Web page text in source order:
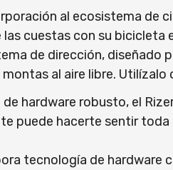
al ecosistema de
las cuestas con su
de dirección, diseñado
montas al aire libre.
de hardware robusto, el
puede hacerte sentir
tecnología de hardware